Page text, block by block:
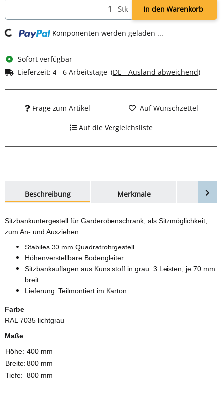
Stk In den Warenkorb
Komponenten werden geladen ...
Sofort verfügbar
Lieferzeit: 4 - 6 Arbeitstage (DE - Ausland abweichend)
Frage zum Artikel Auf Wunschzettel
Auf die Vergleichsliste
Beschreibung
Merkmale
Sitzbankuntergestell für Garderobenschrank, als Sitzmöglichkeit,
zum An- und Ausziehen.
Stabiles 30 mm Quadratrohrgestell
Höhenverstellbare Bodengleiter
Sitzbankauflagen aus Kunststoff in grau: 3 Leisten, je 70 mm
breit
Lieferung: Teilmontiert im Karton
Farbe
RAL 7035 lichtgrau
Maße
Höhe: 400 mm
Breite:800 mm
Tiefe: 800 mm